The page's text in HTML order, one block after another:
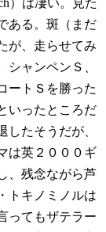
）は凄い。見た
ある。斑（まだ
が、走らせてみ
シャンペンＳ、
ートＳを勝った
いったところだ
たそうだが、
は英２０００ギ
、残念ながら芦
トキノミノルは
ってもザテラー